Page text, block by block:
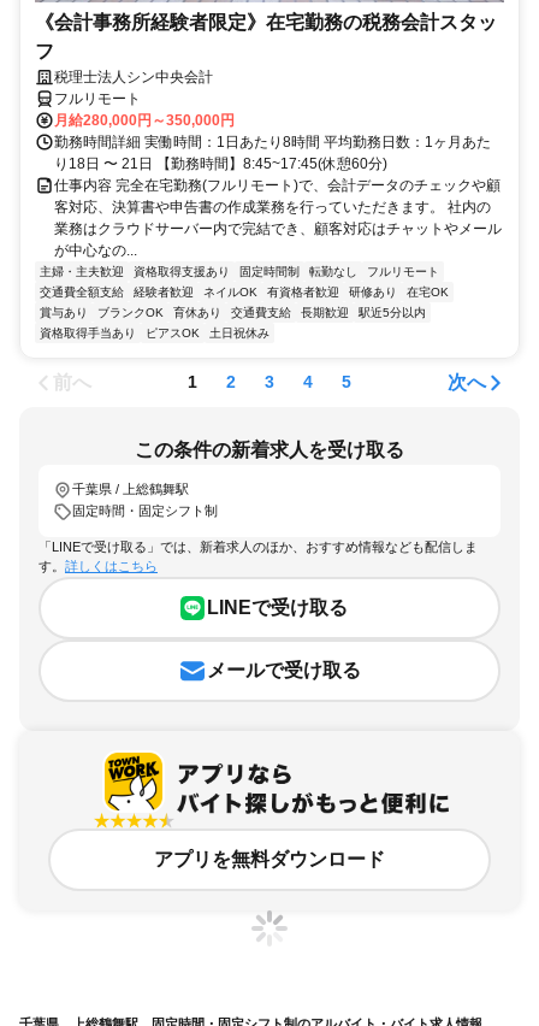
《会計事務所経験者限定》在宅勤務の税務会計スタッ
フ
税理士法人シン中央会計
フルリモート
月給280,000円～350,000円
勤務時間詳細 実働時間：1日あたり8時間 平均勤務日数：1ヶ月あた
り18日 〜 21日 【勤務時間】8:45~17:45(休憩60分)
仕事内容 完全在宅勤務(フルリモート)で、会計データのチェックや顧
客対応、決算書や申告書の作成業務を行っていただきます。 社内の
業務はクラウドサーバー内で完結でき、顧客対応はチャットやメール
が中心なの...
主婦・主夫歓迎 資格取得支援あり 固定時間制 転勤なし
フルリモート
交通費全額支給
経験者歓迎 ネイルOK 有資格者歓迎 研修あり
在宅OK
賞与あり
ブランクOK 育休あり 交通費支給 長期歓迎
駅近5分以内
資格取得手当あり
ピアスOK 土日祝休み
前へ 1 2 3 4 5 次へ
この条件の新着求人を受け取る
千葉県 / 上総鶴舞駅
固定時間・固定シフト制
「LINEで受け取る」では、新着求人のほか、おすすめ情報なども配信しま
す。 詳しくはこちら
LINEで受け取る
メールで受け取る
アプリを無料ダウンロード